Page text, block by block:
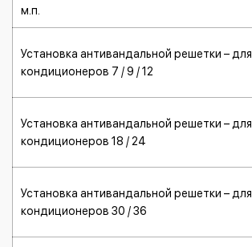
м.п.
Установка антивандальной решетки – для
кондиционеров 7 / 9 / 12
Установка антивандальной решетки – для
кондиционеров 18 / 24
Установка антивандальной решетки – для
кондиционеров 30 / 36